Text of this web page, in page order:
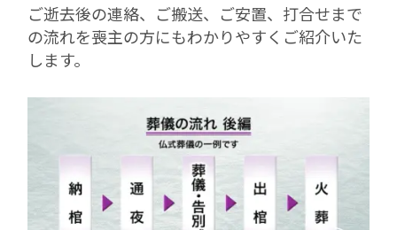
ご逝去後の連絡、ご搬送、ご安置、打合せまで
の流れを喪主の方にもわかりやすくご紹介いた
します。